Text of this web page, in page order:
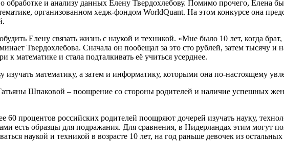
обработке и анализу данных Елену Твердохлебову. Помимо прочего, Елена
организованном хедж-фондом WorldQuant. На этом конкурсе она
Елену связать жизнь с наукой и техникой. «Мне было 10 лет, когда
Твердохлебова. Сначала он пообещал за это сто рублей, затем тысячу
к математике и стала подталкивать её учиться усерднее.
математику, а затем и информатику, которыми она по-настоящему
Шпаковой – поощрение со стороны родителей и наличие успешных
60 процентов российских родителей поощряют дочерей изучать науку,
есть образцы для подражания. Для сравнения, в Нидерландах этим могут
наукой и техникой в возрасте 10 лет, на год раньше девочек из